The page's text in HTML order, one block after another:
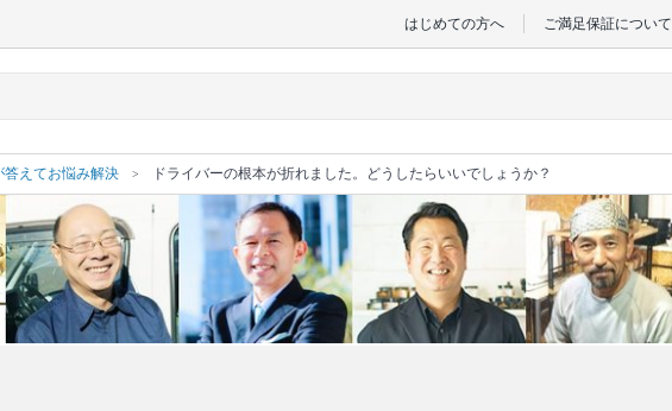
はじめての方へ ご満足保証について
答えてお悩み解決 ドライバーの根本が折れました。どうしたらいいでしょうか？